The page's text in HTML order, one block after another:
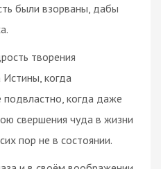
были взорваны, дабы
творения
когда
подвластно, когда даже
свершения чуда в жизни
пор не в состоянии.